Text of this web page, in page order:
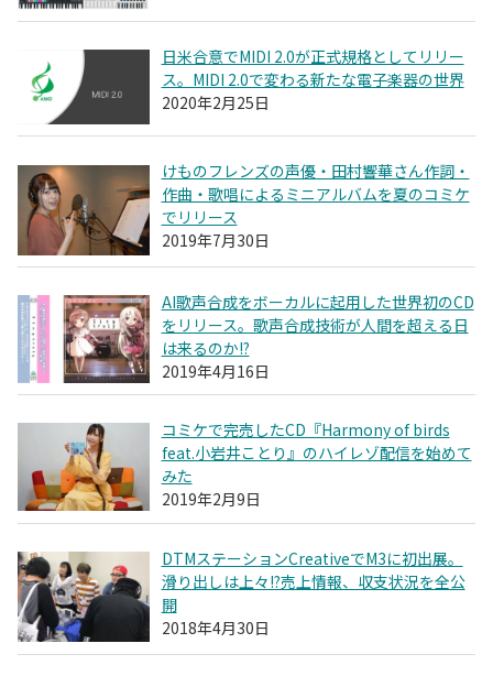
日米合意でMIDI 2.0が正式規格としてリリー
ス。MIDI 2.0で変わる新たな電子楽器の世界
2020年2月25日
けものフレンズの声優・田村響華さん作詞・
作曲・歌唱によるミニアルバムを夏のコミケ
でリリース
2019年7月30日
AI歌声合成をボーカルに起用した世界初のCD
をリリース。歌声合成技術が人間を超える日
は来るのか!?
2019年4月16日
コミケで完売したCD『Harmony of birds
feat.小岩井ことり』のハイレゾ配信を始めて
みた
2019年2月9日
DTMステーションCreativeでM3に初出展。
滑り出しは上々!?売上情報、収支状況を全公
開
2018年4月30日